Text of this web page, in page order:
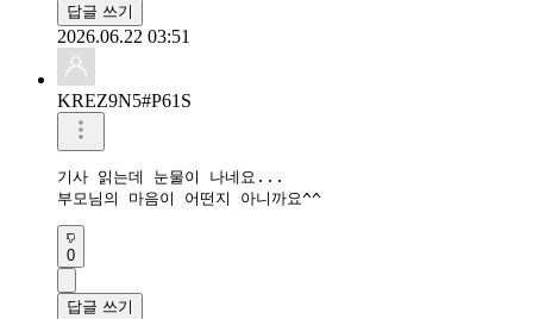
답글 쓰기
2026.06.22 03:51
KREZ9N5#P61S
기사 읽는데 눈물이 나네요...
0
답글 쓰기